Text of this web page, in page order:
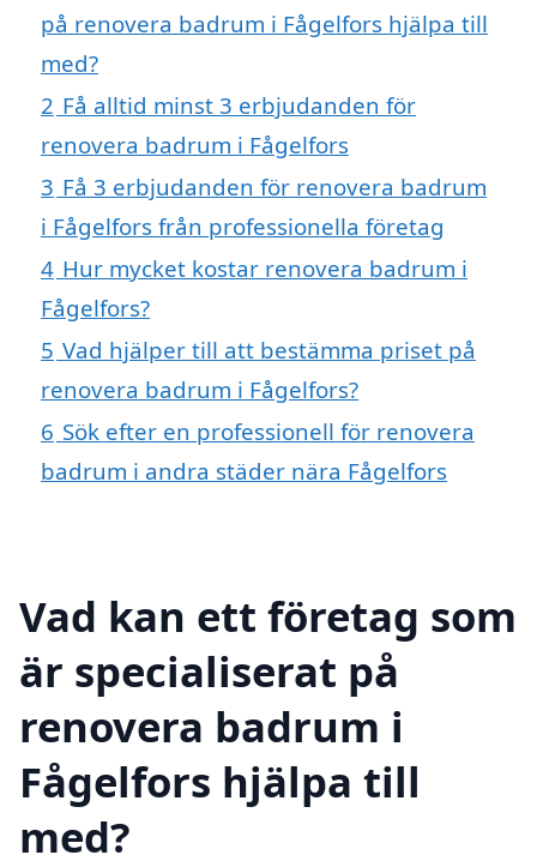
på renovera badrum i Fågelfors hjälpa till
med?
2 Få alltid minst 3 erbjudanden för
renovera badrum i Fågelfors
3 Få 3 erbjudanden för renovera badrum
i Fågelfors från professionella företag
4 Hur mycket kostar renovera badrum i
Fågelfors?
5 Vad hjälper till att bestämma priset på
renovera badrum i Fågelfors?
6 Sök efter en professionell för renovera
badrum i andra städer nära Fågelfors
Vad kan ett företag som
är specialiserat på
renovera badrum i
Fågelfors hjälpa till
med?